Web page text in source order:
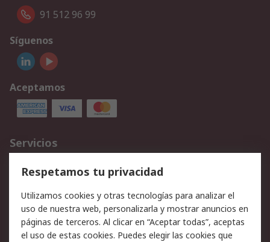
91 512 96 99
Síguenos
Aceptamos
Servicios
Cómo realizar pedidos
Devoluciones
Facturación y pago
Ofertas
Soporte técnico
Legal
Respetamos tu privacidad
Utilizamos cookies y otras tecnologías para analizar el
uso de nuestra web, personalizarla y mostrar anuncios en
páginas de terceros. Al clicar en “Aceptar todas”, aceptas
el uso de estas cookies. Puedes elegir las cookies que